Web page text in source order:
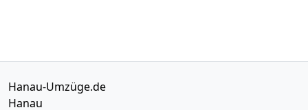
Hanau-Umzüge.de
Hanau